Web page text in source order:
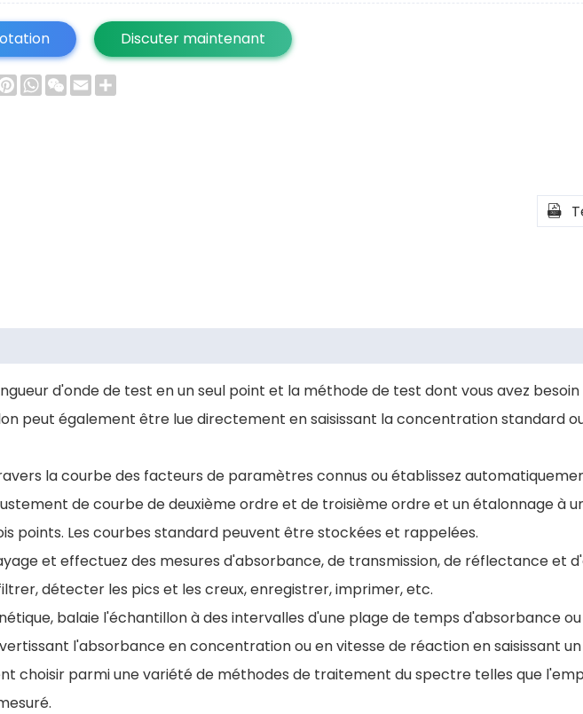
Discuter maintenant
Pinterest
WhatsApp
WeChat
Email

d'onde de test en un seul point et la méthode de test dont vous avez
peut également être lue directement en saisissant la concentration standard
la courbe des facteurs de paramètres connus ou établissez
de courbe de deuxième ordre et de troisième ordre et un étalonnage à
points. Les courbes standard peuvent être stockées et rappelées.
et effectuez des mesures d'absorbance, de transmission, de réflectance et
détecter les pics et les creux, enregistrer, imprimer, etc.
balaie l'échantillon à des intervalles d'une plage de temps d'absorbance
l'absorbance en concentration ou en vitesse de réaction en saisissant
choisir parmi une variété de méthodes de traitement du spectre telles que